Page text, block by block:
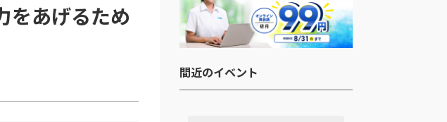
をあげるため
間近のイベント​